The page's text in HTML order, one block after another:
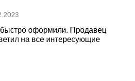
быстро оформили. Продавец
на все интересующие